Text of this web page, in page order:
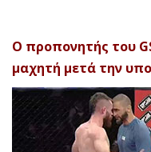
Ο προπονητής του
μαχητή μετά την